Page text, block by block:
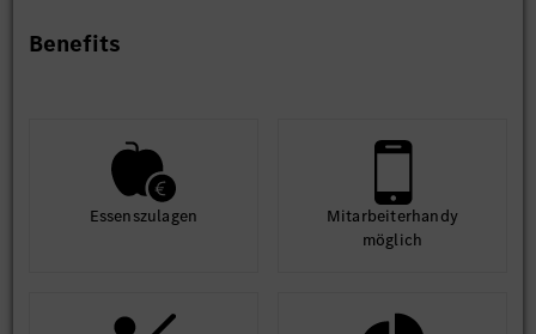
Benefits
Essens­zulagen
Mit­arbeiter­handy
möglich